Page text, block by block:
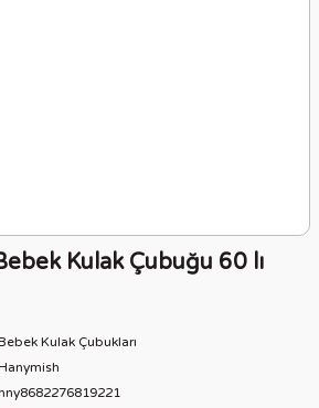
Kulak Çubuğu 60 lı
Kulak Çubukları